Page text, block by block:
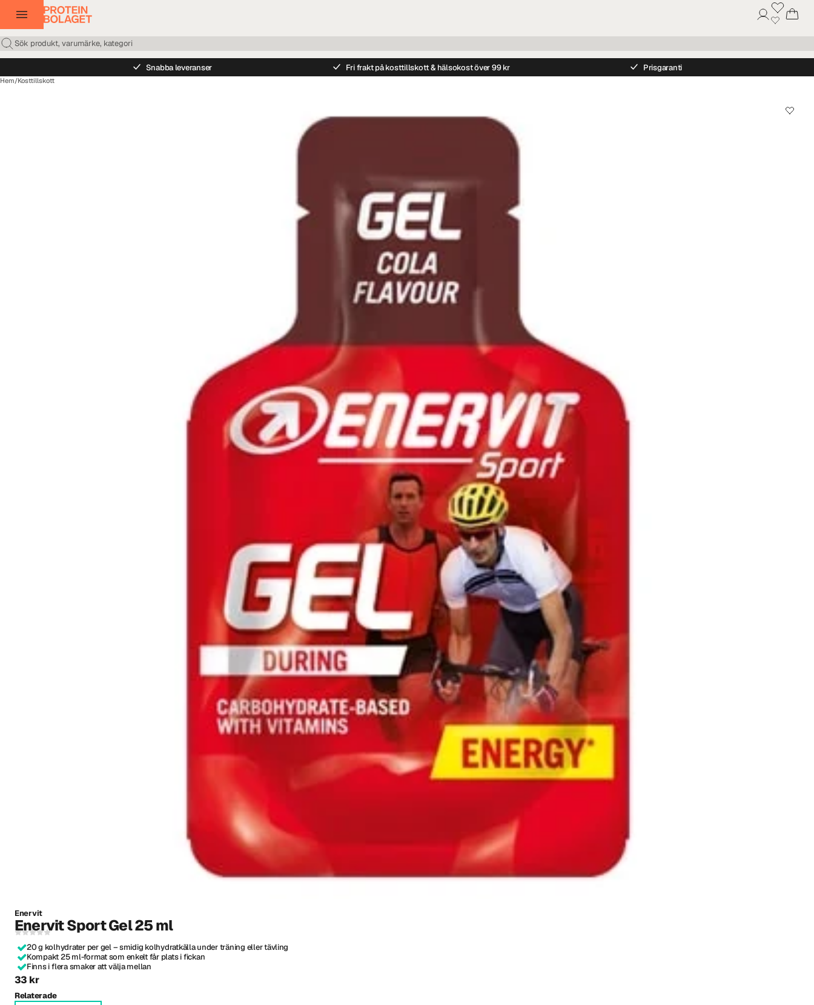
Snabba leveranser Fri frakt på kosttillskott & hälsokost över 99 kr Prisgaranti
Hem/Kosttillskott
Enervit
Enervit Sport Gel 25 ml
20 g kolhydrater per gel – smidig kolhydratkälla under träning eller tävling
Kompakt 25 ml-format som enkelt får plats i fickan
Finns i flera smaker att välja mellan
33 kr
Relaterade